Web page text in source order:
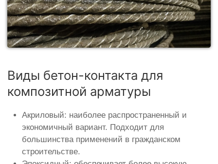
Виды бетон-контакта для
композитной арматуры
Акриловый: наиболее распространенный и
экономичный вариант. Подходит для
большинства применений в гражданском
строительстве.